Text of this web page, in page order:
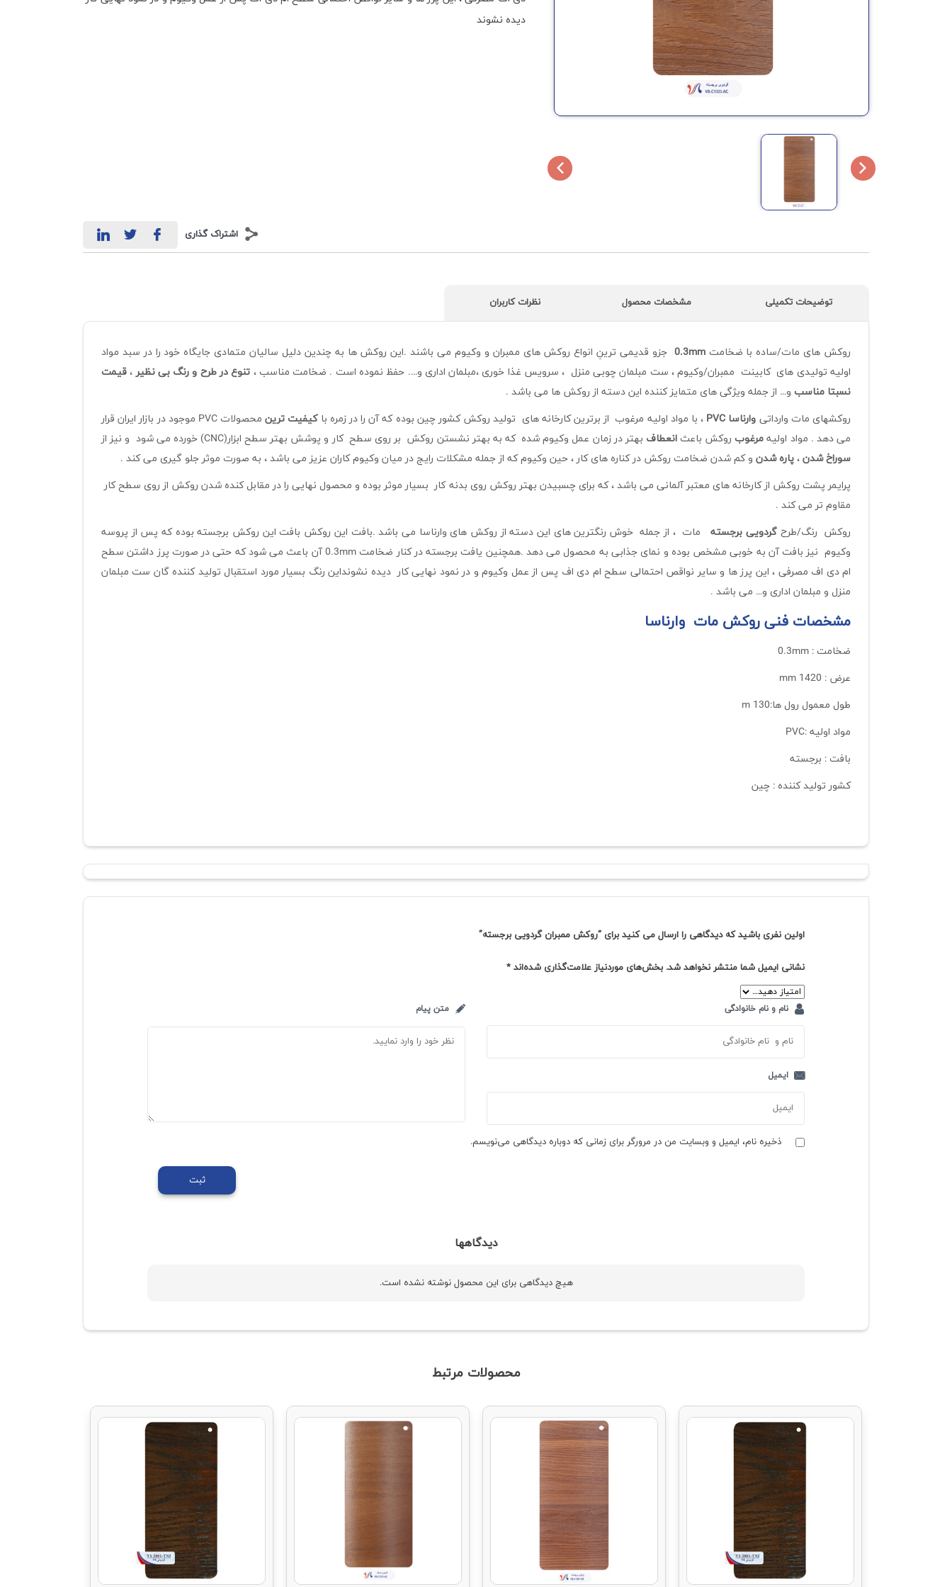
دیده نشوند
اشتراک گذاری
توضیحات تکمیلی مشخصات محصول نظرات کاربران
روکش های مات/ساده با ضخامت0.3mm جزو قدیمی ترینِ انواع روکش های ممبران و وکیوم می باشند .این روکش ها به چندین دلیل سالیان متمادی جایگاه خود را در سبد مواد
اولیه تولیدی های کابینت ممبران/وکیوم ، ست مبلمان چوبی منزل ، سرویس غذا خوری ،مبلمان اداری و…. حفظ نموده است . ضخامت مناسب ، تنوع در طرح و رنگ بی نظیر، قیمت
نسبتا مناسب و… از جمله ویژگی های متمایز کننده این دسته از روکش ها می باشد .
روکشهای مات وارداتی وارناسا PVC ، با مواد اولیه مرغوب از برترین کارخانه های تولید روکش کشور چین بوده که آن را در زمره باکیفیت ترین
محصولات PVC موجود در بازار ایران قرار
می دهد . مواد اولیه مرغوب روکش باعثانعطاف بهتر در زمان عمل وکیوم شده که به بهتر نشستن روکش بر روی سطح کار و پوشش بهتر سطح ابزار(CNC) خورده می شود و نیز از
سوراخ شدن ، پاره شدن و کم شدن ضخامت روکش در کناره های کار ، حین وکیوم که از جمله مشکلات رایج در میان وکیوم کاران عزیز می باشد ، به صورت موثر جلو گیری می کند .
پرایمر پشت روکش از کارخانه های معتبر آلمانی می باشد ، که برای چسبیدن بهتر روکش روی بدنه کار بسیار موثر بوده و محصول نهایی را در مقابل کنده شدن روکش از روی سطح کار
مقاوم تر می کند .
روکش رنگ/طرحگردویی برجسته
مات ، از جمله خوش رنگترین های این دسته از روکش های وارناسا می باشد .بافت این روکش بافت این روکش برجسته بوده که پس از پروسه
وکیوم نیز بافت آن به خوبی مشخص بوده و نمای جذابی به محصول می دهد .همچنین یافت برجسته در کنار ضخامت 0.3mm آن باعث می شود که حتی در صورت پرز داشتن سطح
ام دی اف مصرفی ، این پرز ها و سایر نواقص احتمالی سطح ام دی اف پس از عمل وکیوم و در نمود نهایی کار دیده نشونداین رنگ بسیار مورد استقبال تولید کننده گان ست مبلمان
منزل و مبلمان اداری و… می باشد .
مشخصات فنی روکش مات وارناسا
ضخامت : 0.3mm
عرض : 1420 mm
طول معمول رول ها:130 m
مواد اولیه :PVC
بافت : برجسته
کشور تولید کننده : چین
اولین نفری باشید که دیدگاهی را ارسال می کنید برای “روکش ممبران گردویی برجسته”
نشانی ایمیل شما منتشر نخواهد شد. بخش‌های موردنیاز علامت‌گذاری شده‌اند *
متن پیام نام و نام خانوادگی
ایمیل
ذخیره نام، ایمیل و وبسایت من در مرورگر برای زمانی که دوباره دیدگاهی می‌نویسم.
دیدگاهها
هیچ دیدگاهی برای این محصول نوشته نشده است.
محصولات مرتبط